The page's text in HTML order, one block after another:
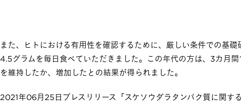
また、ヒトにおける有用性を確認するために、厳しい条件での基
4.5グラムを毎日食べていただきました。この年代の方は、3カ月
を維持したか、増加したとの結果が得られました。
2021年06月25日プレスリリース「スケソウダラタンパク質に関